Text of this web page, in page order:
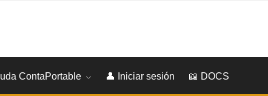
ContaPortable 👤 Iniciar sesión 📖 DOCS